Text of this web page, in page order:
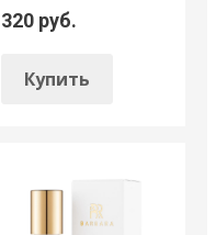
320 руб.
Купить